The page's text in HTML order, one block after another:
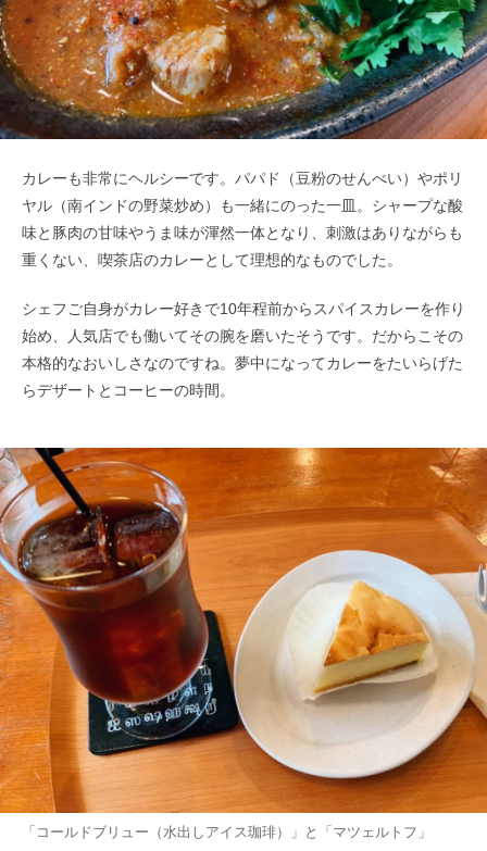
カレーも非常にヘルシーです。パパド（豆粉のせんべい）やポリ
ヤル（南インドの野菜炒め）も一緒にのった一皿。シャープな酸
味と豚肉の甘味やうま味が渾然一体となり、刺激はありながらも
重くない、喫茶店のカレーとして理想的なものでした。
シェフご自身がカレー好きで10年程前からスパイスカレーを作り
始め、人気店でも働いてその腕を磨いたそうです。だからこその
本格的なおいしさなのですね。夢中になってカレーをたいらげた
らデザートとコーヒーの時間。
「コールドブリュー（水出しアイス珈琲）」と「 マツェルトフ」